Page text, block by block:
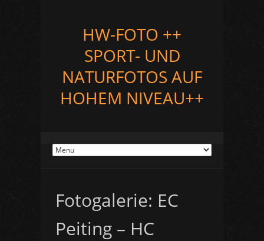
HW-FOTO ++
SPORT- UND
NATURFOTOS AUF
HOHEM NIVEAU++
Fotogalerie: EC
Peiting – HC